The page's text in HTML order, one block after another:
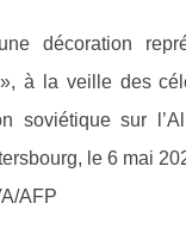
décoration
à la veille des
soviétique sur
le 6 mai
AFP